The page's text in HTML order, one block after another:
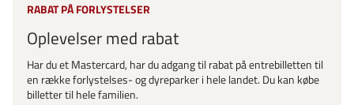
RABAT PÅ FORLYSTELSER
Oplevelser med rabat
Har du et Mastercard, har du adgang til rabat på entrebilletten til
en række forlystelses- og dyreparker i hele landet. Du kan købe
billetter til hele familien.